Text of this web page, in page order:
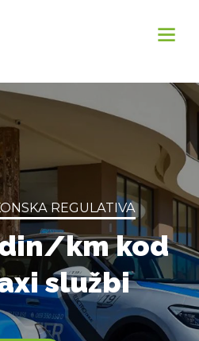
REGULATIVA
din/km kod
službi